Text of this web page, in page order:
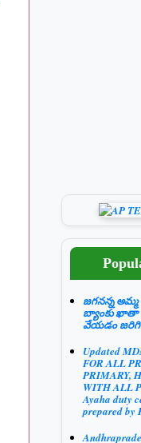
జగనన్న
బ్యాంకు ఖాతా
వేయడం
Updated
FOR ALL
PRIMARY,
WITH ALL
Ayaha duty
prepared by